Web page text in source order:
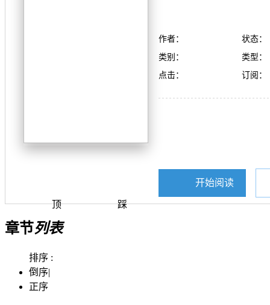
顶 踩
作者：
状态：
类别：
类型：
点击：
订阅：
开始阅读
章节列表
排序 :
倒序|
正序